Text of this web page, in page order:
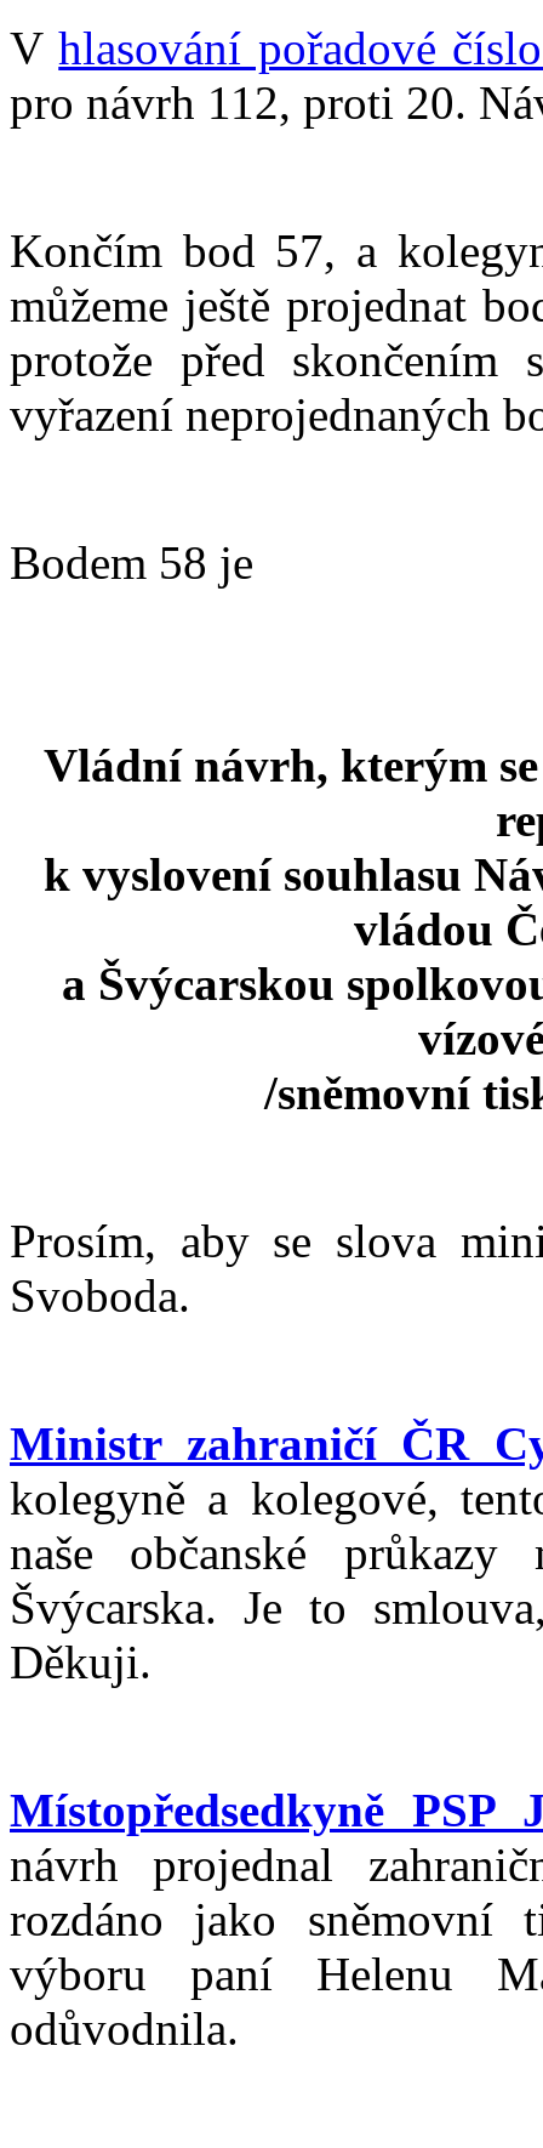
Vhlasování pořadové
pro návrh 112, proti 20.
Končím bod 57, a
můžeme ještě projednat
protože před skončením
vyřazení neprojednaných
Bodem 58 je
Vládní návrh, kterým
k vyslovení souhlasu
vládou
a Švýcarskou
/sněmovní
Prosím, aby se slova
Svoboda.
Ministr zahraničí ČR
kolegyně a kolegové,
naše občanské
Švýcarska. Je to
Děkuji.
Místopředsedkyně PSP
návrh projednal
rozdáno jako
výboru paní Helenu
odůvodnila.